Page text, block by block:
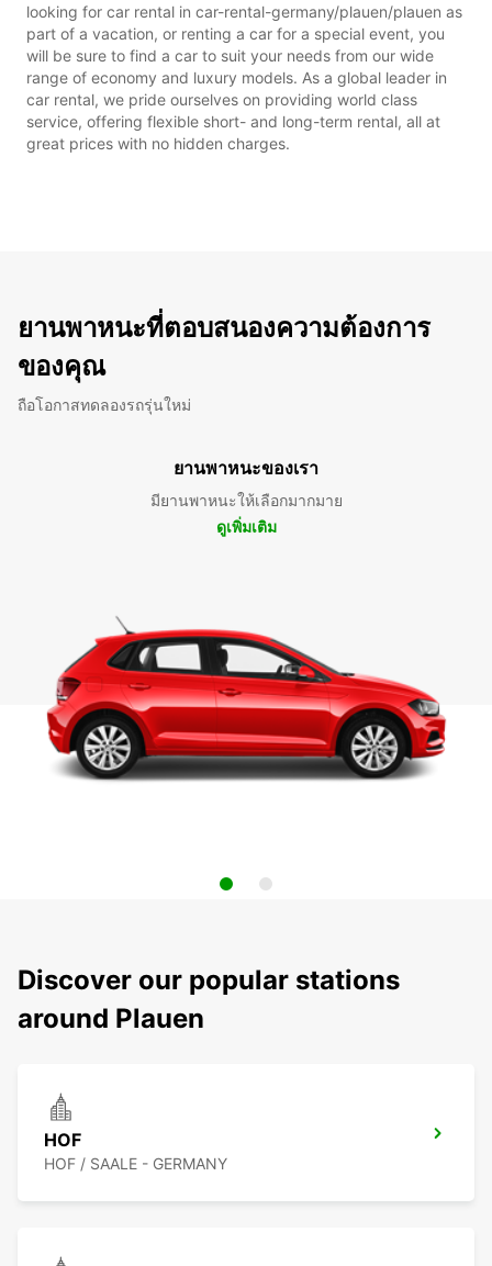
looking for car rental in car-rental-germany/plauen/plauen as
part of a vacation, or renting a car for a special event, you
will be sure to find a car to suit your needs from our wide
range of economy and luxury models. As a global leader in
car rental, we pride ourselves on providing world class
service, offering flexible short- and long-term rental, all at
great prices with no hidden charges.
ยานพาหนะที่ตอบสนองความต้องการ
ของคุณ
ถือโอกาสทดลองรถรุ่นใหม่
ยานพาหนะของเรา
มียานพาหนะให้เลือกมากมาย
ดูเพิ่มเติม
Discover our popular stations
around Plauen
HOF
HOF / SAALE - GERMANY